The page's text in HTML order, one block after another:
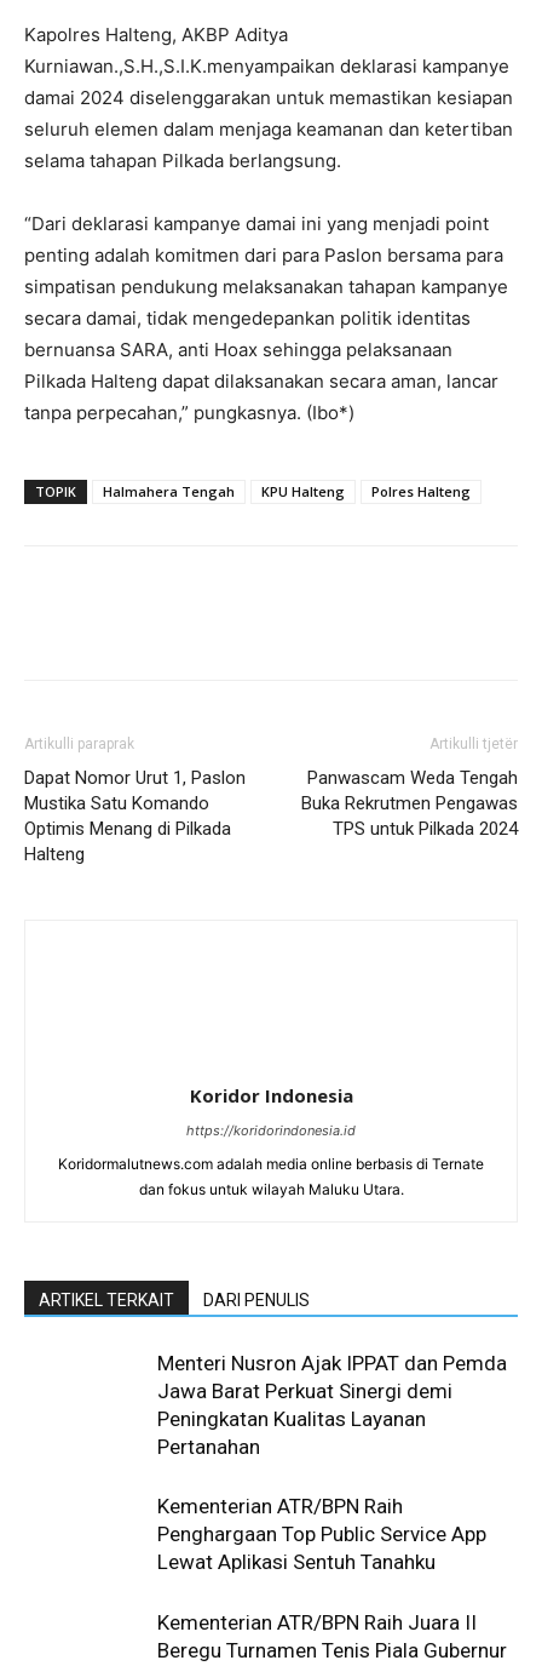
Kapolres Halteng, AKBP Aditya
Kurniawan.,S.H.,S.I.K.menyampaikan deklarasi kampanye
damai 2024 diselenggarakan untuk memastikan kesiapan
seluruh elemen dalam menjaga keamanan dan ketertiban
selama tahapan Pilkada berlangsung.
“Dari deklarasi kampanye damai ini yang menjadi point
penting adalah komitmen dari para Paslon bersama para
simpatisan pendukung melaksanakan tahapan kampanye
secara damai, tidak mengedepankan politik identitas
bernuansa SARA, anti Hoax sehingga pelaksanaan
Pilkada Halteng dapat dilaksanakan secara aman, lancar
tanpa perpecahan,” pungkasnya. (Ibo*)
TOPIK Halmahera Tengah KPU Halteng Polres Halteng
Artikulli paraprak
Dapat Nomor Urut 1, Paslon
Mustika Satu Komando
Optimis Menang di Pilkada
Halteng
Artikulli tjetër
Panwascam Weda Tengah
Buka Rekrutmen Pengawas
TPS untuk Pilkada 2024
Koridor Indonesia
https://koridorindonesia.id
Koridormalutnews.com adalah media online berbasis di Ternate
dan fokus untuk wilayah Maluku Utara.
ARTIKEL TERKAIT DARI PENULIS
Menteri Nusron Ajak IPPAT dan Pemda
Jawa Barat Perkuat Sinergi demi
Peningkatan Kualitas Layanan
Pertanahan
Kementerian ATR/BPN Raih
Penghargaan Top Public Service App
Lewat Aplikasi Sentuh Tanahku
Kementerian ATR/BPN Raih Juara II
Beregu Turnamen Tenis Piala Gubernur